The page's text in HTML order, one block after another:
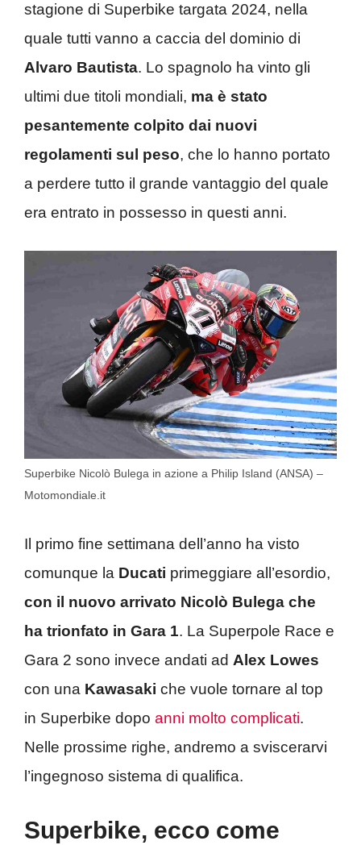
stagione di Superbike targata 2024, nella
quale tutti vanno a caccia del dominio di
Alvaro Bautista. Lo spagnolo ha vinto gli
ultimi due titoli mondiali, ma è stato
pesantemente colpito dai nuovi
regolamenti sul peso, che lo hanno portato
a perdere tutto il grande vantaggio del quale
era entrato in possesso in questi anni.
Superbike Nicolò Bulega in azione a Philip Island (ANSA) –
Motomondiale.it
Il primo fine settimana dell’anno ha visto
comunque la Ducati primeggiare all’esordio,
con il nuovo arrivato Nicolò Bulega che
ha trionfato in Gara 1. La Superpole Race e
Gara 2 sono invece andati ad Alex Lowes
con una Kawasaki che vuole tornare al top
in Superbike dopo anni molto complicati.
Nelle prossime righe, andremo a sviscerarvi
l’ingegnoso sistema di qualifica.
Superbike, ecco come